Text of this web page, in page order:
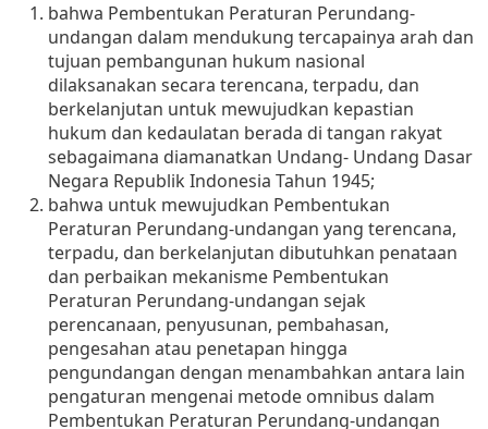
bahwa Pembentukan Peraturan Perundang-
undangan dalam mendukung tercapainya arah dan
tujuan pembangunan hukum nasional
dilaksanakan secara terencana, terpadu, dan
berkelanjutan untuk mewujudkan kepastian
hukum dan kedaulatan berada di tangan rakyat
sebagaimana diamanatkan Undang- Undang Dasar
Negara Republik Indonesia Tahun 1945;
bahwa untuk mewujudkan Pembentukan
Peraturan Perundang-undangan yang terencana,
terpadu, dan berkelanjutan dibutuhkan penataan
dan perbaikan mekanisme Pembentukan
Peraturan Perundang-undangan sejak
perencanaan, penyusunan, pembahasan,
pengesahan atau penetapan hingga
pengundangan dengan menambahkan antara lain
pengaturan mengenai metode omnibus dalam
Pembentukan Peraturan Perundang-undangan